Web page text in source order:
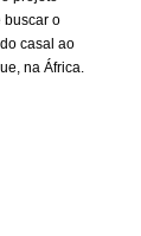
buscar o
casal ao
na África.